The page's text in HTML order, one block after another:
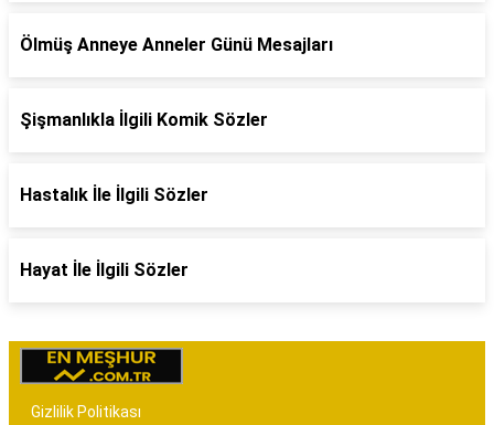
Ölmüş Anneye Anneler Günü Mesajları
Şişmanlıkla İlgili Komik Sözler
Hastalık İle İlgili Sözler
Hayat İle İlgili Sözler
Gizlilik Politikası